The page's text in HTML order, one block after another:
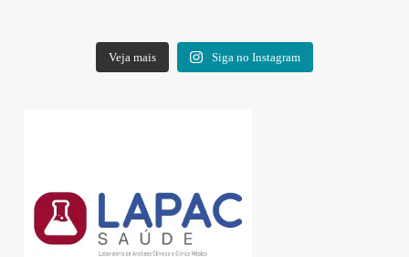
Veja mais Siga no Instagram